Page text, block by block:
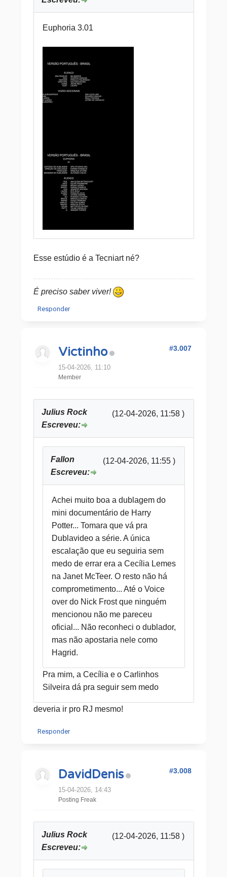
Euphoria 3.01
Esse estúdio é a Tecniart né?
É preciso saber viver!
Responder
Victinho
15-04-2026, 11:10
Member
#3.007
(12-04-2026, 11:58 )
Julius Rock
Escreveu:
(12-04-2026, 11:55 )
Fallon
Escreveu:
Achei muito boa a dublagem do
mini documentário de Harry
Potter... Tomara que vá pra
Dublavideo a série. A única
escalação que eu seguiria sem
medo de errar era a Cecília Lemes
na Janet McTeer. O resto não há
comprometimento... Até o Voice
over do Nick Frost que ninguém
mencionou não me pareceu
oficial... Não reconheci o dublador,
mas não apostaria nele como
Hagrid.
Pra mim, a Cecília e o Carlinhos
Silveira dá pra seguir sem medo
deveria ir pro RJ mesmo!
Responder
DavidDenis
15-04-2026, 14:43
Posting Freak
#3.008
(12-04-2026, 11:58 )
Julius Rock
Escreveu: